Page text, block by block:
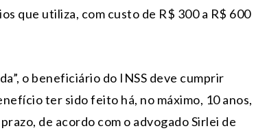
que utiliza, com custo de R$ 300 a R$ 600
o beneficiário do INSS deve cumprir
ter sido feito há, no máximo, 10 anos,
de acordo com o advogado Sirlei de